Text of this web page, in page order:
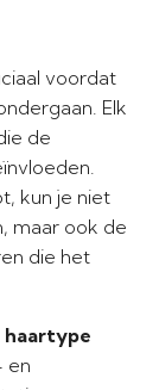
voordat
Elk
de
kun je niet
maar ook de
die het
haartype
en